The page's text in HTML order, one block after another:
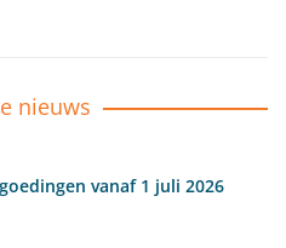
nieuws
vanaf 1 juli 2026